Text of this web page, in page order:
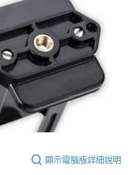
顯示電腦版詳細說明